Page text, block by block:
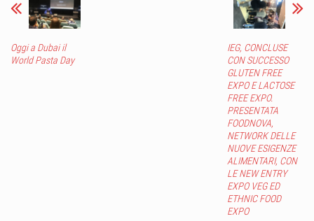
Oggi a Dubai il
World Pasta Day
IEG, CONCLUSE
CON SUCCESSO
GLUTEN FREE
EXPO E LACTOSE
FREE EXPO.
PRESENTATA
FOODNOVA,
NETWORK DELLE
NUOVE ESIGENZE
ALIMENTARI, CON
LE NEW ENTRY
EXPO VEG ED
ETHNIC FOOD
EXPO